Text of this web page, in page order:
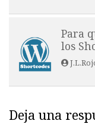
Para
los
Deja una